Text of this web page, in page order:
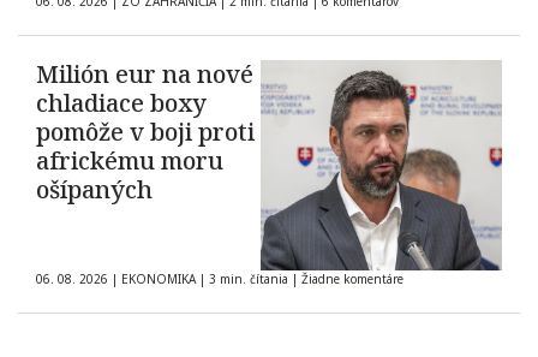
Milión eur na nové
chladiace boxy
pomôže v boji proti
africkému moru
ošípaných
06. 08. 2026 | EKONOMIKA | 3 min. čítania | Žiadne komentáre